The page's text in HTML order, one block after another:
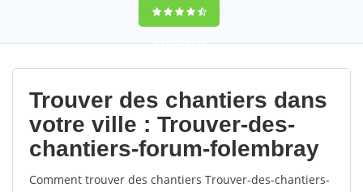
9,5(100%)76
votes
Trouver des chantiers dans
votre ville : Trouver-des-
chantiers-forum-folembray
Comment trouver des chantiers Trouver-des-chantiers-